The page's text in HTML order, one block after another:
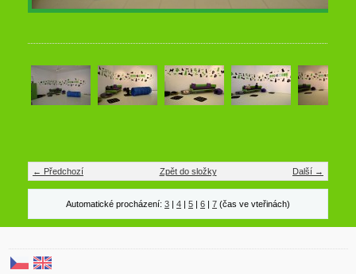
← Předchozí Další →
Zpět do složky
Automatické procházení: 3 4 5 6 7 (čas ve vteřinách)